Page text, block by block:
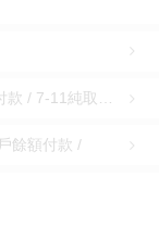
餘額付款 /